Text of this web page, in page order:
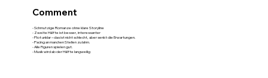
Comment
- Schmutzige Romanze ohne klare Storyline
- Zweite Hälfte ist besser, interessanter
- Plot unklar – das ist nicht schlecht, aber senkt die Erwartungen.
- Pacing an manchen Stellen zu lahm.
- Alle Figuren spielen gut.
- Musik wird ab der Hälfte langweilig